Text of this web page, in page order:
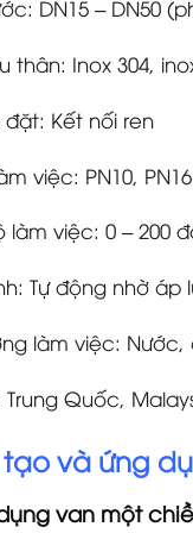
DN15 – DN50
thân: Inox 304,
đặt: Kết nối ren
việc: PN10, PN16
làm việc: 0 – 200
Tự động nhờ áp
làm việc:
Trung Quốc,
tạo và ứng
van một